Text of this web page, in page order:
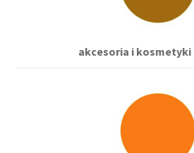
akcesoria i kosmetyki